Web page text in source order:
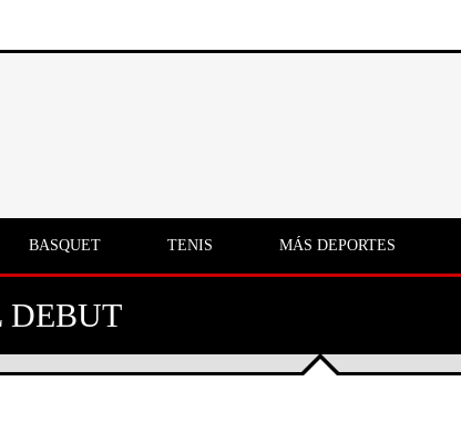
BASQUET TENIS MÁS DEPORTES
DEBUT